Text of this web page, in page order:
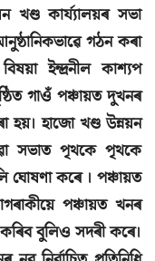
খণ্ড কাৰ্য্যালয়ৰ সভা
গঠন কৰা
ইন্দ্ৰনীল কাশ্যপ
গাওঁ পঞ্চায়ত দুখনৰ
হয়। হাজো খণ্ড উন্নয়ন
সভাত পৃথকে পৃথকে
ঘোষণা কৰে । পঞ্চায়ত
পঞ্চায়ত খনৰ
বুলিও সদৰী কৰে।